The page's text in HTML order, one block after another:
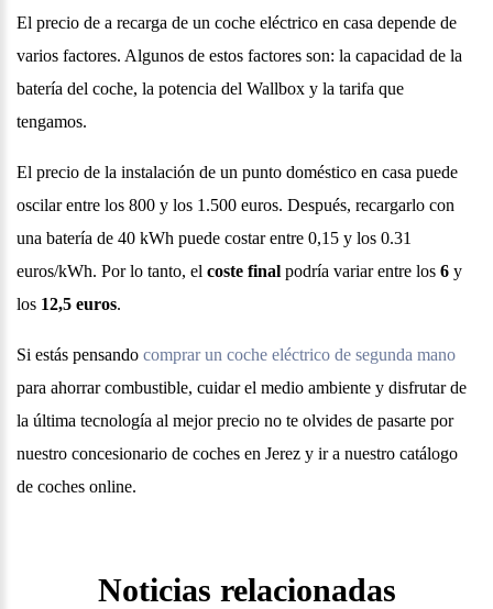
El precio de a recarga de un coche eléctrico en casa depende de
varios factores. Algunos de estos factores son: la capacidad de la
batería del coche, la potencia del Wallbox y la tarifa que
tengamos.
El precio de la instalación de un punto doméstico en casa puede
oscilar entre los 800 y los 1.500 euros. Después, recargarlo con
una batería de 40 kWh puede costar entre 0,15 y los 0.31
euros/kWh. Por lo tanto, el coste final podría variar entre los 6 y
los 12,5 euros.
Si estás pensando comprar un coche eléctrico de segunda mano
para ahorrar combustible, cuidar el medio ambiente y disfrutar de
la última tecnología al mejor precio no te olvides de pasarte por
nuestro concesionario de coches en Jerez y ir a nuestro catálogo
de coches online.
Noticias relacionadas